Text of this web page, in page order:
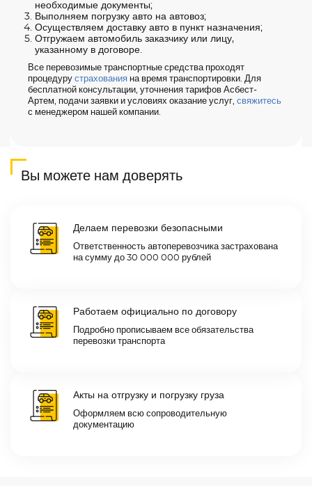
необходимые документы;
Выполняем погрузку авто на автовоз;
Осуществляем доставку авто в пункт назначения;
Отгружаем автомобиль заказчику или лицу,
указанному в договоре.
Все перевозимые транспортные средства проходят
процедуру страхования на время транспортировки. Для
бесплатной консультации, уточнения тарифов Асбест-
Артем, подачи заявки и условиях оказание услуг, свяжитесь
с менеджером нашей компании.
Вы можете нам доверять
Делаем перевозки безопасными
Ответственность автоперевозчика застрахована
на сумму до 30 000 000 рублей
Работаем официально по договору
Подробно прописываем все обязательства
перевозки транспорта
Акты на отгрузку и погрузку груза
Оформляем всю сопроводительную
документацию